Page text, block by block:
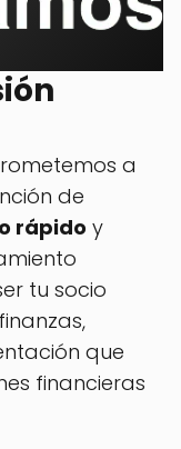
a
de
rápido y
tu socio
que
financieras